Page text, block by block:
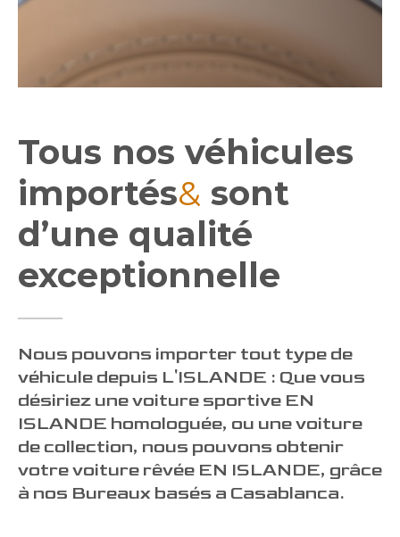
Tous nos véhicules
importés& sont
d’une qualité
exceptionnelle
Nous pouvons importer tout type de
véhicule depuis L'ISLANDE : Que vous
désiriez une voiture sportive EN
ISLANDE homologuée, ou une voiture
de collection, nous pouvons obtenir
votre voiture rêvée EN ISLANDE, grâce
à nos Bureaux basés a Casablanca.